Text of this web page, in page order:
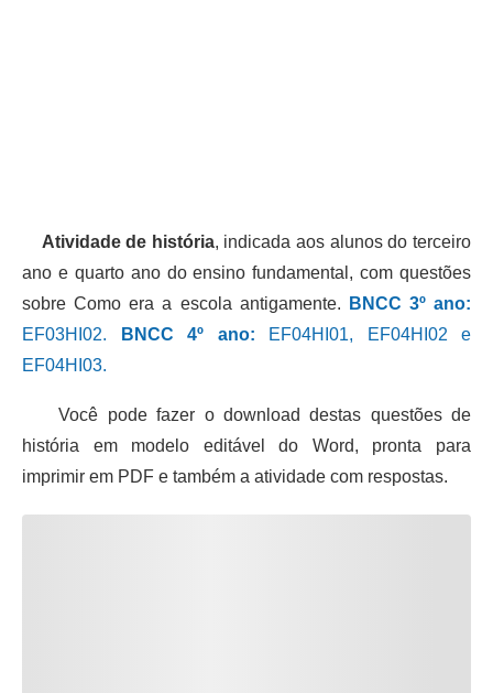
Atividade de história, indicada aos alunos do terceiro
ano e quarto ano do ensino fundamental, com questões
sobre Como era a escola antigamente.
BNCC 3º ano:
EF03HI02.
BNCC 4º ano: EF04HI01, EF04HI02 e
EF04HI03.
Você pode fazer o download destas questões de
história em modelo editável do Word, pronta para
imprimir em PDF e também a atividade com respostas.